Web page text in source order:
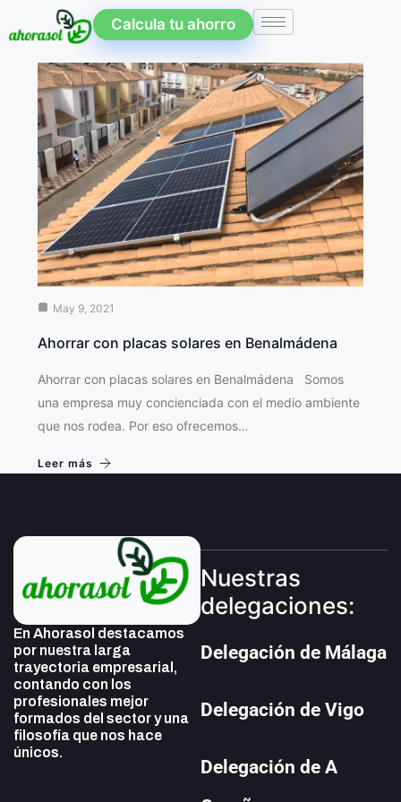
Calcula tu ahorro
May 9, 2021
Ahorrar con placas solares en Benalmádena
Ahorrar con placas solares en Benalmádena Somos
una empresa muy concienciada con el medio ambiente
que nos rodea. Por eso ofrecemos…
Leer más
En Ahorasol destacamos
por nuestra larga
trayectoria empresarial,
contando con los
profesionales mejor
formados del sector y una
filosofía que nos hace
únicos.
Nuestras
delegaciones:
Delegación de Málaga
Delegación de Vigo
Delegación de A